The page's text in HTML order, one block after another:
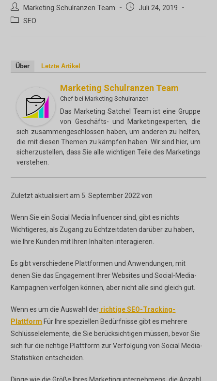
Beitrags-
Autor:
Marketing Schulranzen Team
BeitragJuli 24, 2019
Beitrags-
SEO
Über Letzte Artikel
Marketing Schulranzen Team
Chef beiMarketing Schulranzen
Das Marketing Satchel Team ist eine Gruppe
von Geschäfts- und Marketingexperten, die
sich zusammengeschlossen haben, um anderen zu helfen,
die mit diesen Themen zu kämpfen haben. Wir sind hier, um
sicherzustellen, dass Sie alle wichtigen Teile des Marketings
verstehen.
Zuletzt aktualisiert am 5. September 2022 von
Wenn Sie ein Social Media Influencer sind, gibt es nichts
Wichtigeres, als Zugang zu Echtzeitdaten darüber zu haben,
wie Ihre Kunden mit Ihren Inhalten interagieren.
Es gibt verschiedene Plattformen und Anwendungen, mit
denen Sie das Engagement Ihrer Websites und Social-Media-
Kampagnen verfolgen können, aber nicht alle sind gleich gut.
Wenn es um die Auswahl der richtige SEO-Tracking-
Plattform Für Ihre speziellen Bedürfnisse gibt es mehrere
Schlüsselelemente, die Sie berücksichtigen müssen, bevor Sie
sich für die richtige Plattform zur Verfolgung von Social Media-
Statistiken entscheiden.